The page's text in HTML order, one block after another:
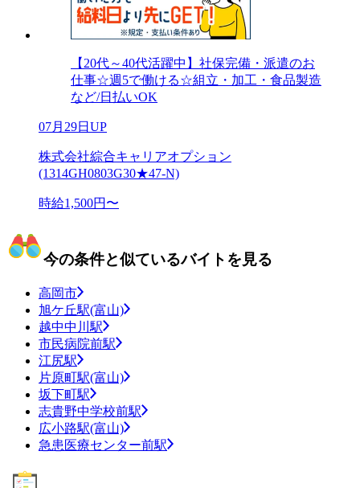
【20代～40代活躍中】社保完備・派遣のお
仕事☆週5で働ける☆組立・加工・食品製造
など/日払いOK
07月29日UP
株式会社綜合キャリアオプション
(1314GH0803G30★47-N)
時給1,500円〜
今の条件と似ているバイトを見る
高岡市
旭ケ丘駅(富山)
越中中川駅
市民病院前駅
江尻駅
片原町駅(富山)
坂下町駅
志貴野中学校前駅
広小路駅(富山)
急患医療センター前駅